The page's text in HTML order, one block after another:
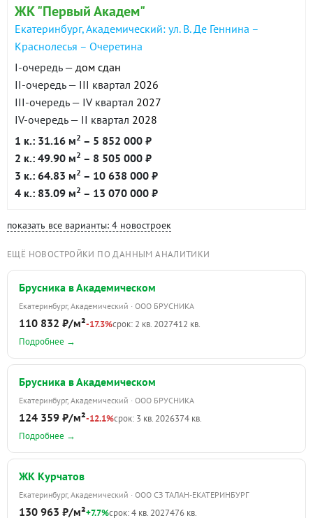
ЖК "Первый Академ"
Екатеринбург, Академический: ул. В. Де Геннина –
Краснолесья – Очеретина
I-очередь — дом сдан
II-очередь — III квартал 2026
III-очередь — IV квартал 2027
IV-очередь — II квартал 2028
1 к.: 31.16 м2 – 5 852 000 ₽
2 к.: 49.90 м2 – 8 505 000 ₽
3 к.: 64.83 м2 – 10 638 000 ₽
4 к.: 83.09 м2 – 13 070 000 ₽
показать все варианты: 4 новостроек
ЕЩЁ НОВОСТРОЙКИ ПО ДАННЫМ АНАЛИТИКИ
Брусника в Академическом
Екатеринбург, Академический · ООО БРУСНИКА
110 832 ₽/м²-17.3%срок: 2 кв. 2027412 кв.
Подробнее →
Брусника в Академическом
Екатеринбург, Академический · ООО БРУСНИКА
124 359 ₽/м²-12.1%срок: 3 кв. 2026374 кв.
Подробнее →
ЖК Курчатов
Екатеринбург, Академический · ООО СЗ ТАЛАН-ЕКАТЕРИНБУРГ
130 963 ₽/м²+7.7%срок: 4 кв. 2027476 кв.